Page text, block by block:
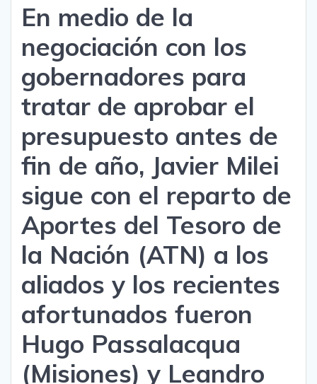
En medio de la
negociación con los
gobernadores para
tratar de aprobar el
presupuesto antes de
fin de año, Javier Milei
sigue con el reparto de
Aportes del Tesoro de
la Nación (ATN) a los
aliados y los recientes
afortunados fueron
Hugo Passalacqua
(Misiones) y Leandro